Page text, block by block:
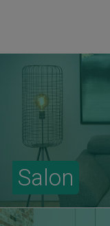
Salon